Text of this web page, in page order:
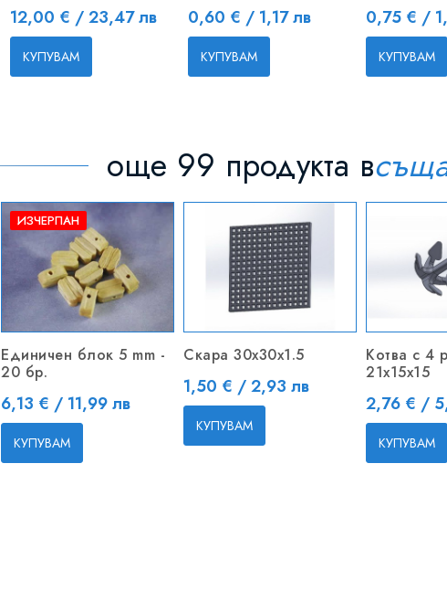
Цена
12,00 € / 23,47 лв
КУПУВАМ
Цена
0,60 € / 1,17 лв
КУПУВАМ
Цена
0,75 € /
КУПУВАМ
още 99 продукта в
ИЗЧЕРПАН
Единичен блок 5 mm -
20 бр.
Цена
6,13 € / 11,99 лв
КУПУВАМ
Скара 30x30x1.5
Цена
1,50 € / 2,93 лв
КУПУВАМ
Котва с 4
21x15x15
Цена
2,76 € /
КУПУВАМ